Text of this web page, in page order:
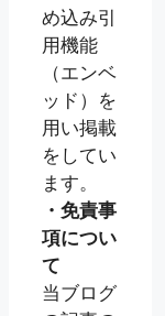
め込み引
用機能
（エンベ
ッド）を
用い掲載
をしてい
ます。
・免責事
項につい
て
当ブログ